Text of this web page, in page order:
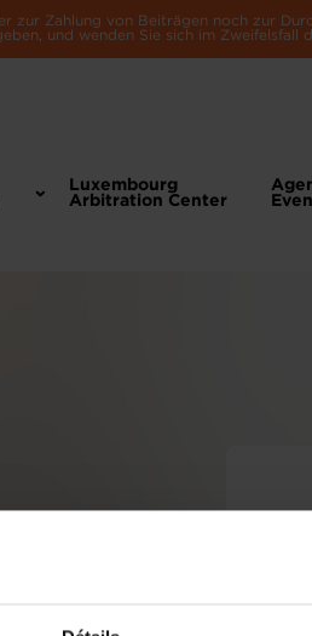
zur Zahlung von Beiträgen noch zur
und wenden Sie sich im Zweifelsfall
Luxembourg
Arbitration Center